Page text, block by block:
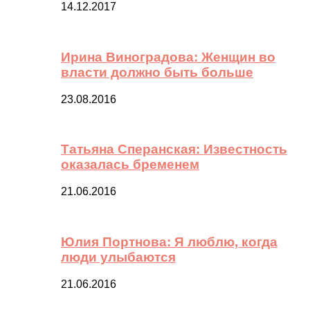
14.12.2017
Ирина Виноградова: Женщин во
власти должно быть больше
23.08.2016
Татьяна Сперанская: Известность
оказалась бременем
21.06.2016
Юлия Портнова: Я люблю, когда
люди улыбаются
21.06.2016